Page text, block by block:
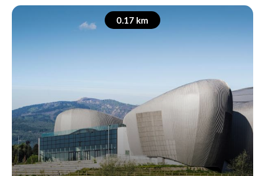
0.17 km